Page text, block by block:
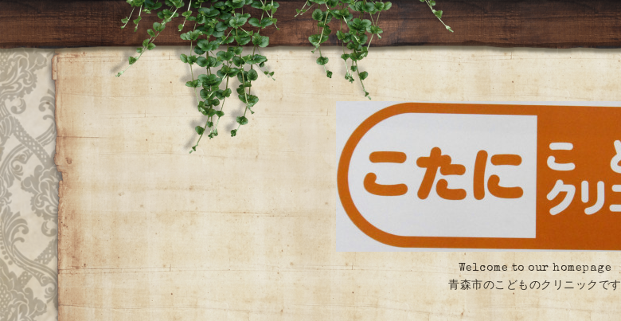
Welcome to our homepage
青森市のこどものクリニックです